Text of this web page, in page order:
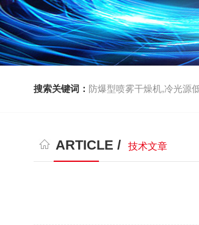
搜索关键词： 防爆型喷雾干燥机,冷光源
ARTICLE / 技术文章